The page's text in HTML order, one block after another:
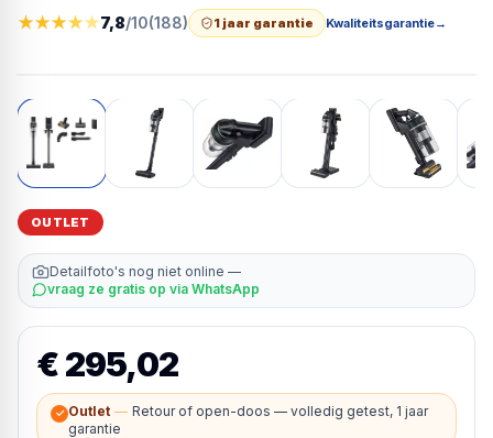
★★★★★7,8/10(188) 1 jaar garantie Kwaliteitsgarantie→
OUTLET
Detailfoto's nog niet online —
vraag ze gratis op via WhatsApp
€ 295,02
✓ Outlet — Retour of open-doos — volledig getest, 1 jaar
garantie